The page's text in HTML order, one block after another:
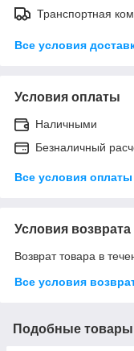
Транспортная
Все условия
Условия оплаты
Наличными
Безналичный
Все условия оплаты
Условия возврата
Возврат товара в
Все условия
Подобные